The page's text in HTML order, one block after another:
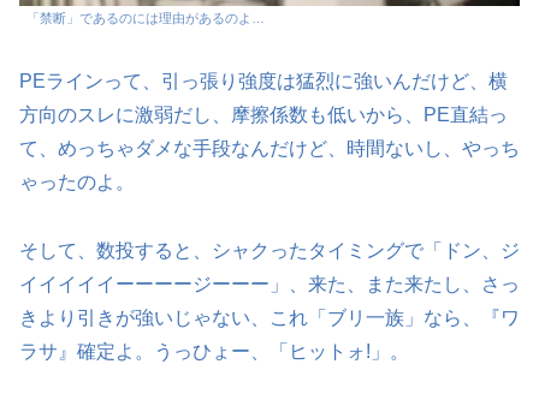
「禁断」であるのには理由があるのよ…
PEラインって、引っ張り強度は猛烈に強いんだけど、横
方向のスレに激弱だし、摩擦係数も低いから、PE直結っ
て、めっちゃダメな手段なんだけど、時間ないし、やっち
ゃったのよ。
そして、数投すると、シャクったタイミングで「ドン、ジ
イイイイイーーーージーーー」、来た、また来たし、さっ
きより引きが強いじゃない、これ「ブリ一族」なら、『ワ
ラサ』確定よ。うっひょー、「ヒットォ!」。